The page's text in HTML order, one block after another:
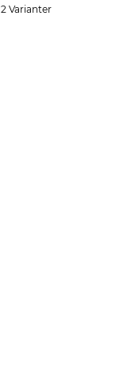
2 Varianter